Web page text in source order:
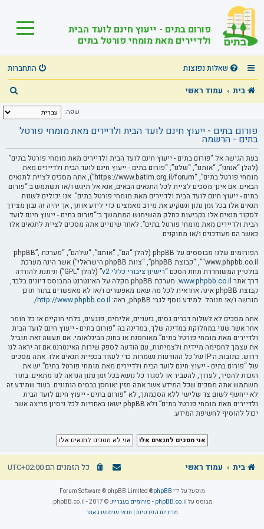
פורום בתים - ייעוץ חינם לועד הבית
ולדיירים מאת מומחי פורטל בתים
שאלות נפוצות
התחברות
בית
עמוד ראשי
י
פ
שפה:
פורום בתים - ייעוץ חינם לועד הבית ולדיירים מאת מומחי פורטל
בתים - הרשמה
בעת הגישה אל “פורום בתים - ייעוץ חינם לועד הבית ולדיירים מאת מומחי פורטל בתים”
(להלן “אנחנו”, “אותנו”, “שלנו”, “פורום בתים - ייעוץ חינם לועד הבית ולדיירים מאת
מומחי פורטל בתים”, “https://www.batim.org.il/forum”), אתה מסכים לציית לתנאים
הבאים. אם אינך מסכים לציית לכל התנאים הבאים, אנא אל תיגש ו/או תשתמש ב־“פורום
בתים - ייעוץ חינם לועד הבית ולדיירים מאת מומחי פורטל בתים”. אנו יכולים לשנות
תנאים אלו בכל זמן נתון ונשקיע את מירב מאמצינו כדי לידע אותך, אך יהיה זה נבון מצידך
לסקור תנאים אלו בקביעות כחלק מהשימוש המתמשך ב־“פורום בתים - ייעוץ חינם לועד
הבית ולדיירים מאת מומחי פורטל בתים”. לאחר שינויים אתה מסכים לציית לתנאים אלו
כאשר הם מעודכנים ו/או מתוקנים.
הפורומים שלנו מבוססים על phpBB (להלן “הם”, “אותם”, “שלהם”, “מערכת phpBB”,
“www.phpbb.co.il”, “קבוצת phpBB”, “צוות phpBB הישראלי”) אשר הינה מערכת
בולטיין המשוחררת תחת הסכם “רישיון ציבורי כללי v2
” (להלן “GPL”) וניתנת להורדה
דרך אתר www.phpbb.co.il
. מערכת phpBB מקלה על האינטרנט המבוסס דיונים בלבד,
קבוצת phpBB אינה אחראית לכל מה שאנו מאפשרים ו/או לא מאפשרים בתור תוכן
מורשה ו/או מנוהל. למידע נוסף לגבי phpBB, ראה:
http://www.phpbb.co.il/
.
אתה מסכים לא לשלוח דברים גסים, גזעניים, אלימים, פוגעים, בלתי חוקיים או כל חומר
אחר אשר שנוי במחלוקת במדינה שלך, במדינה בה “פורום בתים - ייעוץ חינם לועד הבית
ולדיירים מאת מומחי פורטל בתים” מאוחסנת או בחוק הבינלאומי. אם תעשה זאת תוביל
את עצמך לחסימה מיידית ולצמיתות, עם הודעה לספק שירות האינטרנט אם זה יראה לנו
דרוש. כתובות ה־IP של כל ההודעות נשמרות כדי לעזור בכפיית תנאים אלו. אתה מסכים
של “פורום בתים - ייעוץ חינם לועד הבית ולדיירים מאת מומחי פורטל בתים” יש את
הזכות להסיר, לערוך, להעביר או לסגור כל נושא בכל זמן נתון הנראה לנו מתאים. בתור
משתמש אתה מסכים שכל המידע אשר אתה מזין יאוחסן בבסיס הנתונים. בעוד שמידע זה
לא ייחשף לשום צד שלישי ללא הסכמתך, לא “פורום בתים - ייעוץ חינם לועד הבית
ולדיירים מאת מומחי פורטל בתים” ולא phpBB ישאו באחריות לכל ניסיון פריצה אשר
יכול להוסיף לחשיפת המידע.
בית עמוד ראשי כל הזמנים הםUTC+02:00
מופעל על ידי phpBB
® Forum Software © phpBB Limited
מבוסס על phpBB.co.il - פורומים בעברית
. © 2017 - phpBB.co.il.
מדיניות הפרטיות תנאי שימוש באתר